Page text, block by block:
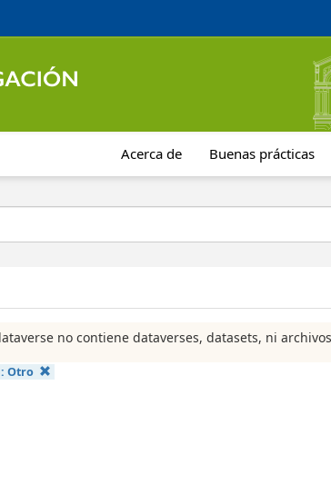
Acerca de Buenas prácticas
no contiene dataverses, datasets, ni
Otro